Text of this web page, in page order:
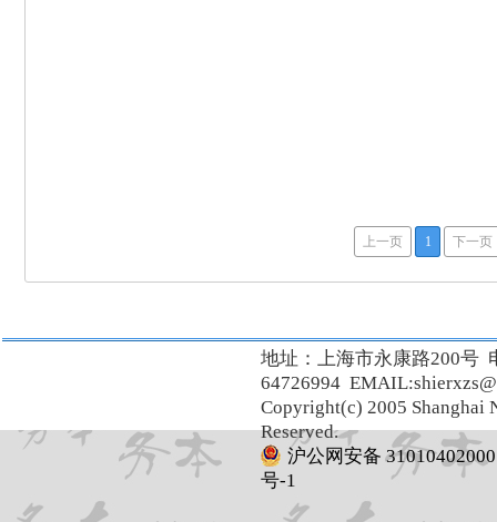
上一页 1 下一页
地址：上海市永康路200号
64726994
Copyright(c) 2005 Shanghai
Reserved.
沪公网安备
号-1